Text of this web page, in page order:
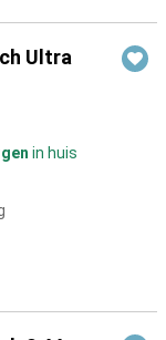
Ultra
in huis